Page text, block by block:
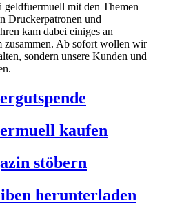
geldfuermuell mit den Themen
Druckerpatronen und
kam dabei einiges an
zusammen. Ab sofort wollen wir
sondern unsere Kunden und
kaufen
stöbern
herunterladen